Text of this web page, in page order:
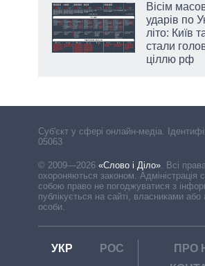
Вісім
ударів по
літо: Київ
стали
ціллю рф
Cуб'єкт у сфері онлайн-медіа.
05063
© 2009—2026 «Слово і Діло». Всі
охороняються законом. Адміністрація
собою право не погоджуватися з
публікується на сайті, власниками або
особи.
УКР РОС
ПРО